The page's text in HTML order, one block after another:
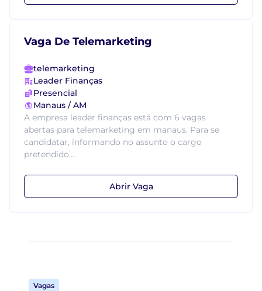
Vaga De Telemarketing
telemarketing
Leader Finanças
Presencial
Manaus / AM
A empresa leader finanças está com 6 vagas
abertas para telemarketing em manaus. Para se
candidatar, informando no assunto o cargo
pretendido....
Abrir Vaga
Vagas